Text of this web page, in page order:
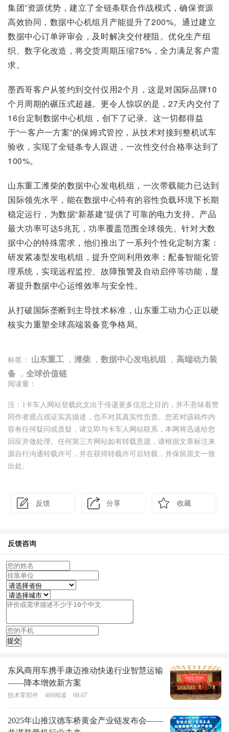
集团”资源优势，建立了全链条联合作战模式，确保资源
高效协同，数据中心机组月产能提升了200%。通过建立
数据中心订单评审会，及时解决交付梗阻。优化生产组
织、数字化改造，将交货周期压缩75%，全力满足客户需
求。
墨西哥客户从签约到交付仅用2个月，这是对国际品牌10
个月周期的碾压式超越。更令人惊叹的是，27天内交付了
16台定制数据中心机组，创下了记录。这一切都得益
于“一客户一方案”的保姆式管控，从技术对接到整机试车
验收，实现了全链条专人跟进，一次性交付合格率达到了
100%。
山东重工潍柴的数据中心发电机组，一次带载能力已达到
国际领先水平，能在数据中心特有的容性负载环境下长期
稳定运行，为数据“新基建”提供了可靠的电力支持。产品
最大功率可达5兆瓦，功率覆盖范围全球领先。针对大数
据中心的特殊需求，他们推出了一系列个性化定制方案：
研发紧凑型发电机组，提升空间利用效率；配备智能化管
理系统，实现远程监控、故障预警及自动启停等功能，显
著提升数据中心运维效率与安全性。
从打破国际垄断到主导技术标准，山东重工动力心正以硬
核实力重塑全球高端装备竞争格局。
标签： 山东重工 ， 潍柴 ， 数据中心发电机组 ， 高端动力装
备 ， 全球价值链
阅读量：
注：1卡车人网站登载此文出于传递更多信息之目的，并不意味着赞
同作者观点或证实其描述，也不对其真实性负责。您若对该稿件内
容有任何疑问或质疑，请立即与卡车人网站联系，本网将迅速给您
回应并做处理。任何第三方网站如有转载意愿，请根据文章标注来
源自行沟通转载许可，并在获得转载许可后转载，并保留原文一致
出处。
反馈 分享 收藏
反馈咨询
东风商用车携手康迈推动快递行业智慧运输
——降本增效新方案
技术零部件 469阅读 08-07
2025年山推汉德车桥黄金产业链发布会——